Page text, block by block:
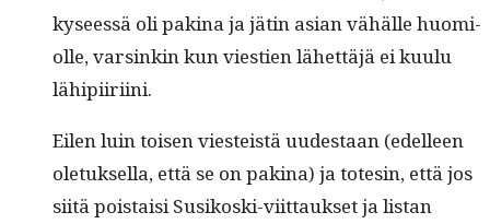
kyseessä oli pak­i­na ja jätin asian vähälle huomi­
olle, varsinkin kun viestien lähet­täjä ei kuu­lu
lähipiiriini.
Eilen luin toisen viesteistä uud­estaan (edelleen
ole­tuk­sel­la, että se on pak­i­na) ja totesin, että jos
siitä pois­taisi Susikos­ki-viit­tauk­set ja lis­tan